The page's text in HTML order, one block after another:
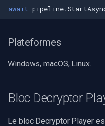
await pipeline.
Plateformes
Windows, macOS, Linux.
Bloc Decryptor
Le bloc Decryptor Player